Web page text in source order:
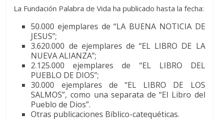
La Fundación Palabra de Vida ha publicado hasta la fecha:
50.000 ejemplares de “LA BUENA NOTICIA DE
JESUS”;
3.620.000 de ejemplares de “EL LIBRO DE LA
NUEVA ALIANZA”;
2.125.000 ejemplares de “EL LIBRO DEL
PUEBLO DE DIOS”;
30.000 ejemplares de “EL LIBRO DE LOS
SALMOS”, como una separata de “El Libro del
Pueblo de Dios”.
Otras publicaciones Bíblico-catequéticas.